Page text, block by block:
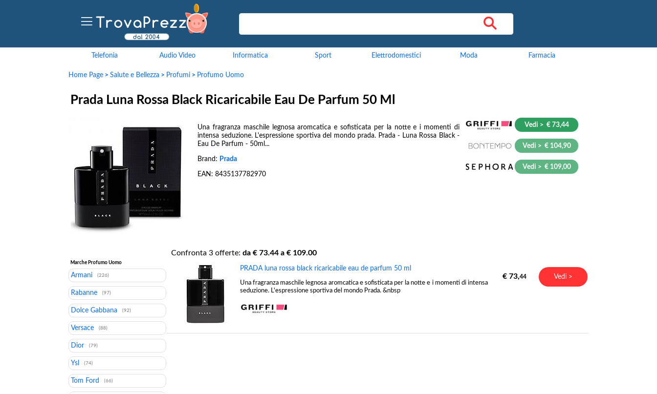
Telefonia Audio Video Informatica Sport Elettrodomestici Moda Farmacia
Home Page > Salute e Bellezza > Profumi > Profumo Uomo
Prada Luna Rossa Black Ricaricabile Eau De Parfum 50 Ml
Una fragranza maschile legnosa aromcatica e sofisticata per la notte e i momenti di
intensa seduzione. L'espressione sportiva del mondo prada. Prada - Luna Rossa Black -
Eau De Parfum - 50ml...
Brand: Prada
EAN: 8435137782970
Vedi > € 73,44
Vedi > € 104,90
Vedi > € 109,00
Marche Profumo Uomo
Armani (226)
Rabanne (97)
Dolce Gabbana (92)
Versace (88)
Dior (79)
Ysl (74)
Tom Ford (66)
Confronta 3 offerte: da € 73.44 a € 109.00
PRADA luna rossa black ricaricabile eau de parfum 50 ml
Una fragranza maschile legnosa aromcatica e sofisticata per la notte e i momenti di intensa
seduzione. L'espressione sportiva del mondo Prada. &nbsp
€ 73,44 Vedi >